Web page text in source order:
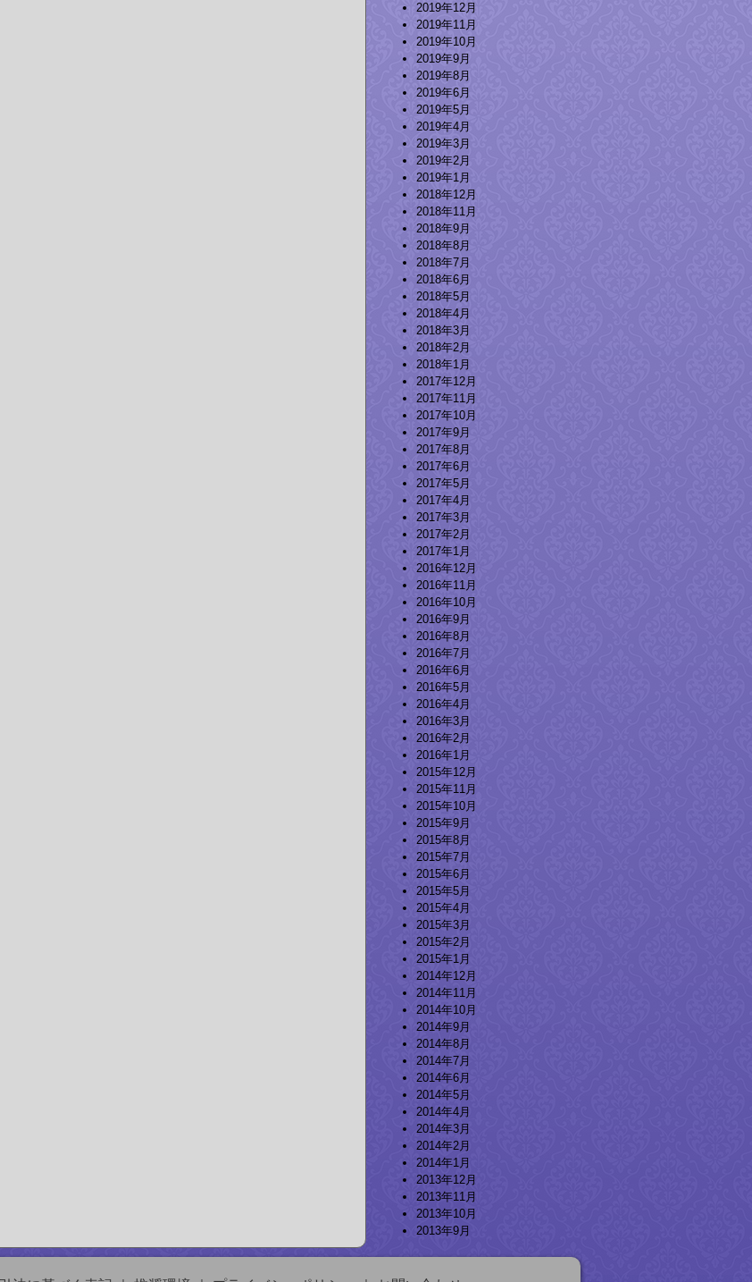
2019年12月
2019年11月
2019年10月
2019年9月
2019年8月
2019年6月
2019年5月
2019年4月
2019年3月
2019年2月
2019年1月
2018年12月
2018年11月
2018年9月
2018年8月
2018年7月
2018年6月
2018年5月
2018年4月
2018年3月
2018年2月
2018年1月
2017年12月
2017年11月
2017年10月
2017年9月
2017年8月
2017年6月
2017年5月
2017年4月
2017年3月
2017年2月
2017年1月
2016年12月
2016年11月
2016年10月
2016年9月
2016年8月
2016年7月
2016年6月
2016年5月
2016年4月
2016年3月
2016年2月
2016年1月
2015年12月
2015年11月
2015年10月
2015年9月
2015年8月
2015年7月
2015年6月
2015年5月
2015年4月
2015年3月
2015年2月
2015年1月
2014年12月
2014年11月
2014年10月
2014年9月
2014年8月
2014年7月
2014年6月
2014年5月
2014年4月
2014年3月
2014年2月
2014年1月
2013年12月
2013年11月
2013年10月
2013年9月